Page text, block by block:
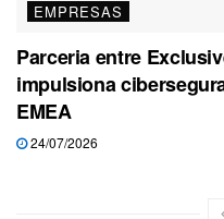
EMPRESAS
Parceria entre
impulsiona
EMEA
24/07/2026